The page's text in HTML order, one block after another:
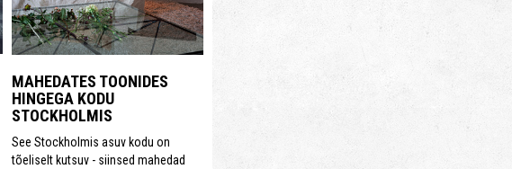
MAHEDATES TOONIDES
HINGEGA KODU
STOCKHOLMIS
See Stockholmis asuv kodu on
tõeliselt kutsuv - siinsed mahedad